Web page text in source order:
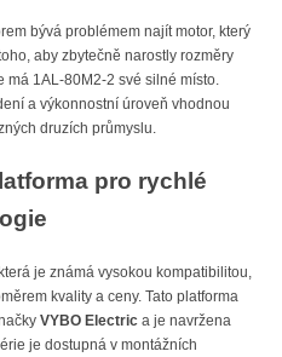
bývá problémem najít motor, který
aby zbytečně narostly rozměry
1AL-80M2-2 své silné místo.
a výkonnostní úroveň vhodnou
druzích průmyslu.
pro rychlé
je známá vysokou kompatibilitou,
kvality a ceny. Tato platforma
VYBO Electric a je navržena
je dostupná v montážních